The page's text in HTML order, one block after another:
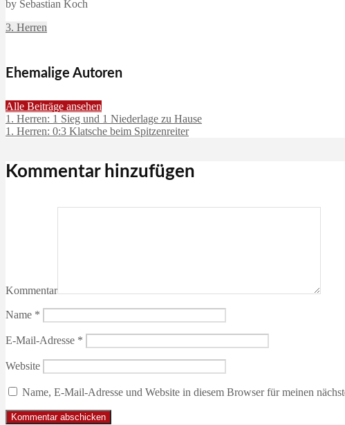
by Sebastian Koch
3. Herren
Ehemalige Autoren
Alle Beiträge ansehen
1. Herren: 1 Sieg und 1 Niederlage zu Hause
1. Herren: 0:3 Klatsche beim Spitzenreiter
Kommentar hinzufügen
Kommentar
Name *
E-Mail-Adresse *
Website
Name, E-Mail-Adresse und Website in diesem Browser für meinen